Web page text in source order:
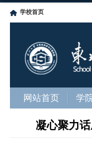
学校首页
网站首页 学
凝心聚力